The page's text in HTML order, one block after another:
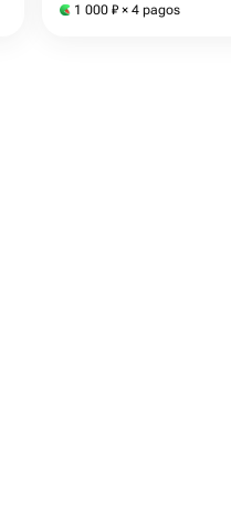
1 000 ₽ × 4 pagos